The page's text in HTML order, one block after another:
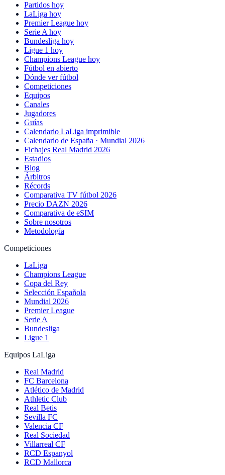
Partidos hoy
LaLiga hoy
Premier League hoy
Serie A hoy
Bundesliga hoy
Ligue 1 hoy
Champions League hoy
Fútbol en abierto
Dónde ver fútbol
Competiciones
Equipos
Canales
Jugadores
Guías
Calendario LaLiga imprimible
Calendario de España · Mundial 2026
Fichajes Real Madrid 2026
Estadios
Blog
Árbitros
Récords
Comparativa TV fútbol 2026
Precio DAZN 2026
Comparativa de eSIM
Sobre nosotros
Metodología
Competiciones
LaLiga
Champions League
Copa del Rey
Selección Española
Mundial 2026
Premier League
Serie A
Bundesliga
Ligue 1
Equipos LaLiga
Real Madrid
FC Barcelona
Atlético de Madrid
Athletic Club
Real Betis
Sevilla FC
Valencia CF
Real Sociedad
Villarreal CF
RCD Espanyol
RCD Mallorca